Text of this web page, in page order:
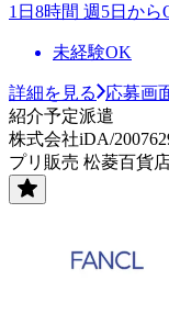
1日8時間 週5日から
未経験OK
詳細を見る
応募画
紹介予定派遣
株式会社iDA/
プリ販売 松菱百貨